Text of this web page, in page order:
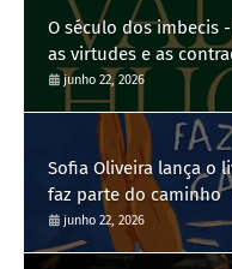
O século dos imbecis
as virtudes e as
junho 22, 2026
Sofia Oliveira lança o
faz parte do caminho
junho 22, 2026